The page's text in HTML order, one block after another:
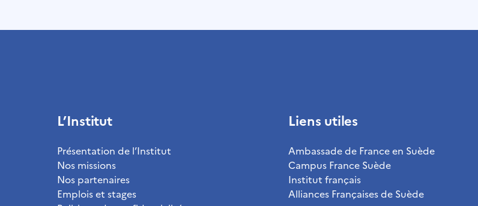
L’Institut
Présentation de l’Institut
Nos missions
Nos partenaires
Emplois et stages
Liens utiles
Ambassade de France en Suède
Campus France Suède
Institut français
Alliances Françaises de Suède